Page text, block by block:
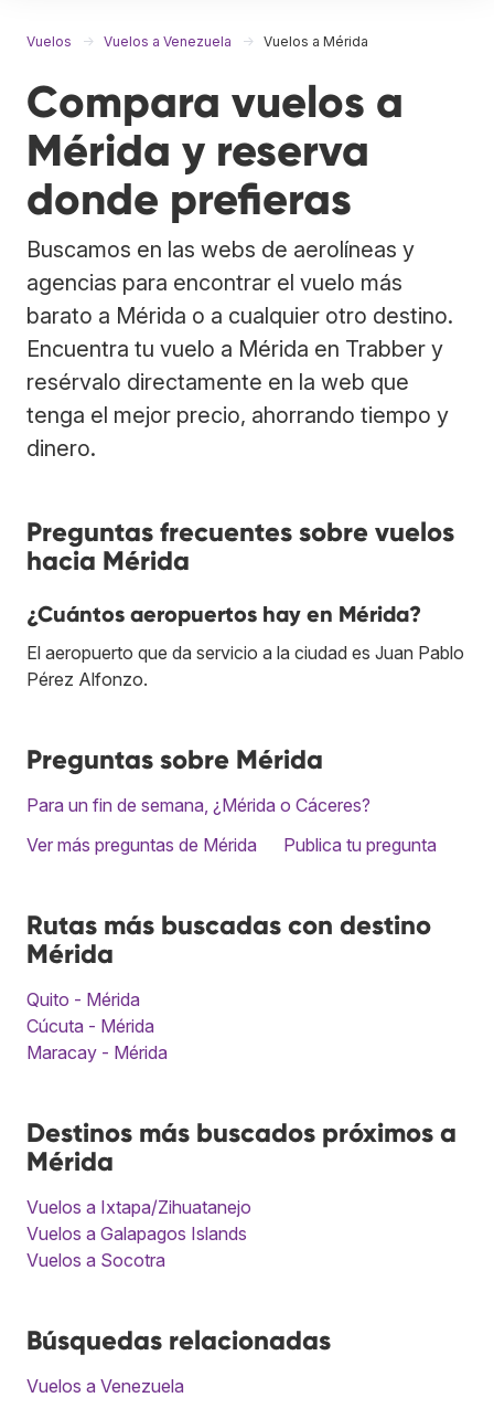
Vuelos Vuelos a Venezuela Vuelos a Mérida
Compara vuelos a
Mérida y reserva
donde prefieras
Buscamos en las webs de aerolíneas y
agencias para encontrar el vuelo más
barato a Mérida o a cualquier otro destino.
Encuentra tu vuelo a Mérida en Trabber y
resérvalo directamente en la web que
tenga el mejor precio, ahorrando tiempo y
dinero.
Preguntas frecuentes sobre vuelos
hacia Mérida
¿Cuántos aeropuertos hay en Mérida?
El aeropuerto que da servicio a la ciudad es Juan Pablo
Pérez Alfonzo.
Preguntas sobre Mérida
Para un fin de semana, ¿Mérida o Cáceres?
Ver más preguntas de Mérida
Publica tu pregunta
Rutas más buscadas con destino
Mérida
Quito - Mérida
Cúcuta - Mérida
Maracay - Mérida
Destinos más buscados próximos a
Mérida
Vuelos a Ixtapa/Zihuatanejo
Vuelos a Galapagos Islands
Vuelos a Socotra
Búsquedas relacionadas
Vuelos a Venezuela